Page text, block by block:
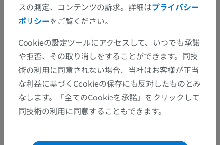
間違いを発見しましたか？
修正や翻訳、内容の改善の提案がありましたらどう
ぞお知らせください。
問題を報告
スの測定、コンテンツの訴求。詳細はプライバシー
ポリシーをご覧ください。
Cookieの設定ツールにアクセスして、いつでも承諾
や拒否、その取り消しをすることができます。同技
術の利用に同意されない場合、当社はお客様が正当
な利益に基づくCookieの保存にも反対したものとみ
なします。「全てのCookieを承諾」をクリックして
同技術の利用に同意することもできます。